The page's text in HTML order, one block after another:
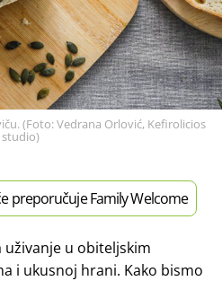
(Foto: Vedrana Orlović, Kefirolicios
studio)
preporučuje Family Welcome
u obiteljskim
i ukusnoj hrani. Kako bismo